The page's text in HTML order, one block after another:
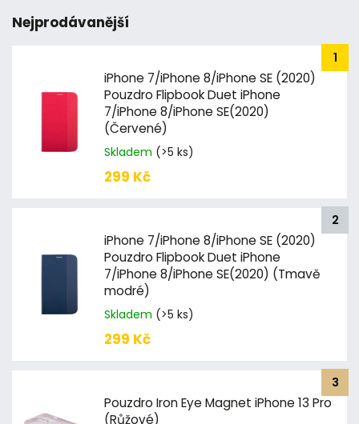
Nejprodávanější
iPhone 7/iPhone 8/iPhone SE (2020)
Pouzdro Flipbook Duet iPhone
7/iPhone 8/iPhone SE(2020)
(Červené)
Skladem (>5 ks)
299 Kč
iPhone 7/iPhone 8/iPhone SE (2020)
Pouzdro Flipbook Duet iPhone
7/iPhone 8/iPhone SE(2020) (Tmavě
modré)
Skladem (>5 ks)
299 Kč
Pouzdro Iron Eye Magnet iPhone 13 Pro
(Růžové)